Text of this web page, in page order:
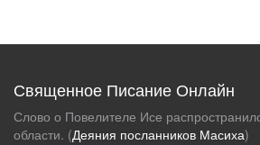
Священное Писание Онлайн
Слово о Повелителе Исе
области. (Деяния посланников Масиха)